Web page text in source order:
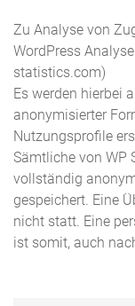
Zu Analyse von
WordPress
statistics.com)
Es werden hierbei
anonymisierter
Nutzungsprofile
Sämtliche von WP
vollständig
gespeichert. Eine
nicht statt. Eine
ist somit, auch